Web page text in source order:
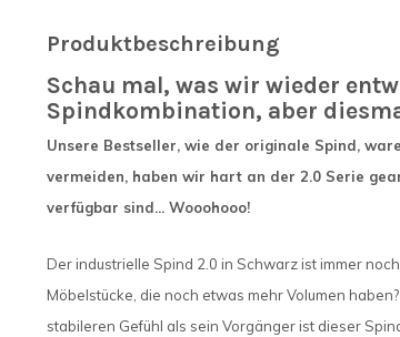
Produktbeschreibung
Schau mal, was wir wieder
Spindkombination, aber
Unsere Bestseller, wie der originale Spind,
vermeiden, haben wir hart an der 2.0 Serie
verfügbar sind... Wooohooo!
Der industrielle Spind 2.0 in Schwarz ist immer
Möbelstücke, die noch etwas mehr Volumen
stabileren Gefühl als sein Vorgänger ist dieser